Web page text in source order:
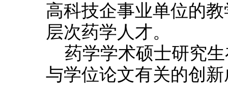
高科技企事业单位的
层次药学人才。
药学学术硕士研究
与学位论文有关的创